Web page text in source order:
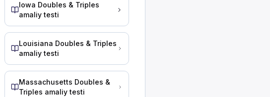
qancha uzun bo'lsa, orqa g'ildiraklar shuncha boshqacha
avtomatik yopiladi?
dan 45 PSI gacha tushsa, u o'z-o'zidan yopiladi. Bu
mumkinligi to'g'rimi?
Iowa Doubles & Triples
amaliy testi
Louisiana Doubles & Triples
amaliy testi
Massachusetts Doubles &
Triples amaliy testi